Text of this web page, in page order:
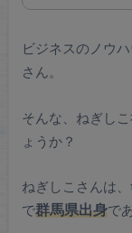
ビジネスのノウ
さん。
そんな、ねぎし
ょうか？
ねぎしこさんは
で群馬県出身で